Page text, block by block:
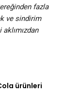
fazla
ve sindirim
ürünleri